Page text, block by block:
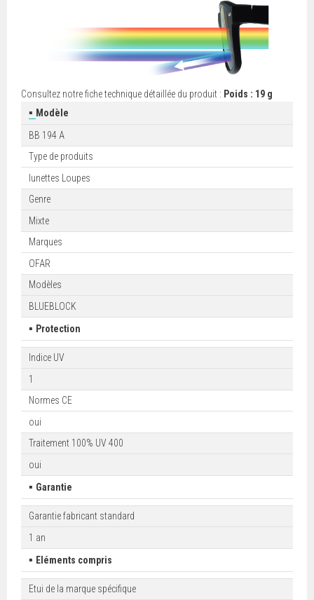
Consultez notre fiche technique détaillée du produit : Poids : 19 g
▪ Modèle
BB 194 A
Type de produits
lunettes Loupes
Genre
Mixte
Marques
OFAR
Modèles
BLUEBLOCK
▪ Protection
Indice UV
1
Normes CE
oui
Traitement 100% UV 400
oui
▪ Garantie
Garantie fabricant standard
1 an
▪ Eléments compris
Etui de la marque spécifique